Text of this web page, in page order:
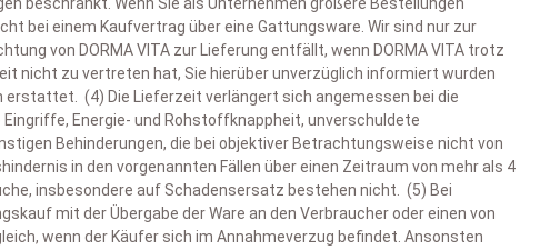
und Ihrem Schlafverhalten passt.
in der Nähe vonMünsterkönnen Sie verschiedene
Schlafberateranalysieren Ihre Bedürfnisse und empfehlen Ihnen
Schlaf auf höchstem Niveau.
nutzen. Wir erstellen auf Basis Ihrer Angaben eine individuelle
Schlafkomfort
Empfehlungen
. Unsere Schlafberater unterstützen
auf Ihre Körperform, Schlaflage, Allergien und
in Haan, Wuppertal Elberfeldoder in Lüdinghausenzu finden
, die in Höhe, Breite und Material flexibel anpassbar sind.
Verstellung oderintegriertem Liftsystemkombinierbar – ideal für
Schlafumfeld, das den gesunden Schlaf fördert und die
ergonomisches Design sorgen dafür, dass sich Ihr Kind
Sie alle Produkte live ausprobieren
, Materialien fühlen und sich von
wir Ihnen mit
fachkundiger Beratung und einfacher
bei einem Kaufvertrag über eine Gattungsware. Wir sind nur zur
von DORMA VITA zur Lieferung entfällt, wenn DORMA VITA trotz
nicht zu vertreten hat, Sie hierüber unverzüglich informiert wurden
erstattet. (4) Die Lieferzeit verlängert sich angemessen bei die
Energie- und Rohstoffknappheit, unverschuldete
Behinderungen, die bei objektiver Betrachtungsweise nicht von
in den vorgenannten Fällen über einen Zeitraum von mehr als 4
insbesondere auf Schadensersatz bestehen nicht. (5) Bei
mit der Übergabe der Ware an den Verbraucher oder einen von
wenn der Käufer sich im Annahmeverzug befindet. Ansonsten